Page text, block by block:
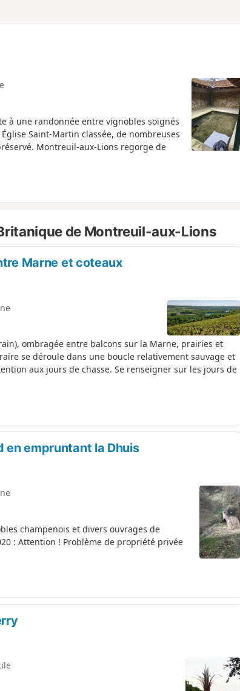
m
i
à une randonnée entre vignobles soignés
Saint-Martin classée, de nombreuses
Montreuil-aux-Lions regorge de
de Montreuil-aux-Lions
Marne et coteaux
ombragée entre balcons sur la Marne, prairies et
se déroule dans une boucle relativement sauvage et
aux jours de chasse. Se renseigner sur les jours de
en empruntant la Dhuis
champenois et divers ouvrages de
: Attention ! Problème de propriété privée